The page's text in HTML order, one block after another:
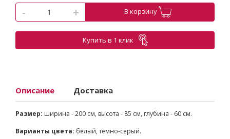
- + В корзину
Купить в 1 клик
Описание Доставка
Размер: ширина - 200 см, высота - 85 см, глубина - 60 см.
Варианты цвета: белый, темно-серый.